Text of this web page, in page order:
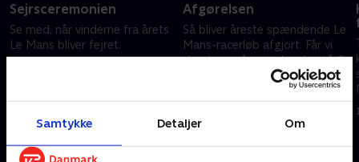
Samtykke Detaljer Om
Sejrsceremonien
Se med, når vinderne fra årets
Le Mans bliver fejret.
Afgørelsen
Så bliver åreste spændende Le
Mans-racerløb afgjort. Får vi
danskere på sejrsskamlen i år?
14. juni 2026 • 115 min
Andre så også